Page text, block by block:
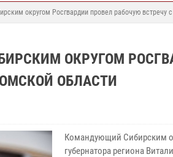
округом Росгвардии провел рабочую встречу
ОКРУГОМ
ОБЛАСТИ
Командующий Сибирским
губернатора региона